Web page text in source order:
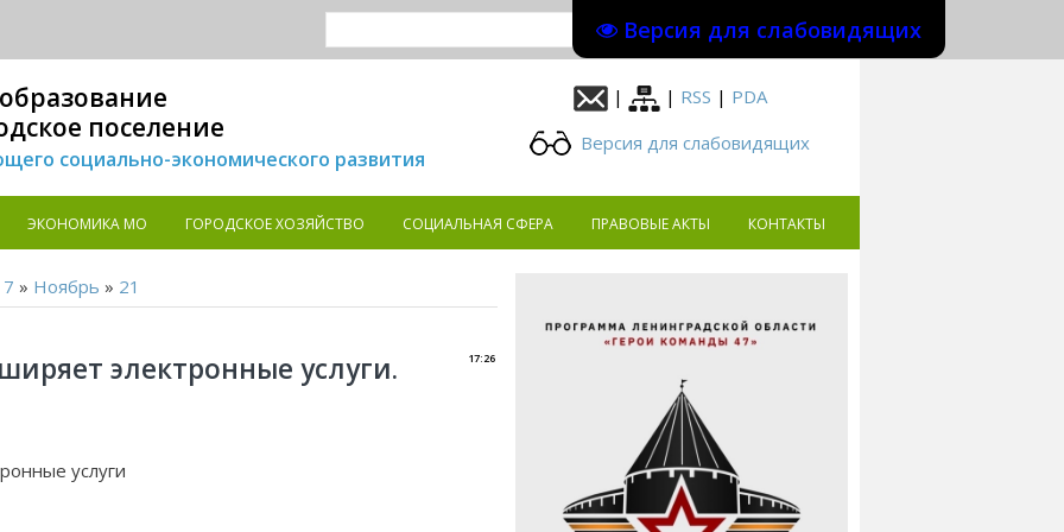
Версия для слабовидящих
поселение
социально-экономического развития
| | RSS | PDA
Версия для слабовидящих
ЭКОНОМИКА MO ГОРОДСКОЕ ХОЗЯЙСТВО СОЦИАЛЬНАЯ СФЕРА ПРАВОВЫЕ АКТЫ КОНТАКТЫ
» Ноябрь » 21
17:26
электронные услуги.
услуги